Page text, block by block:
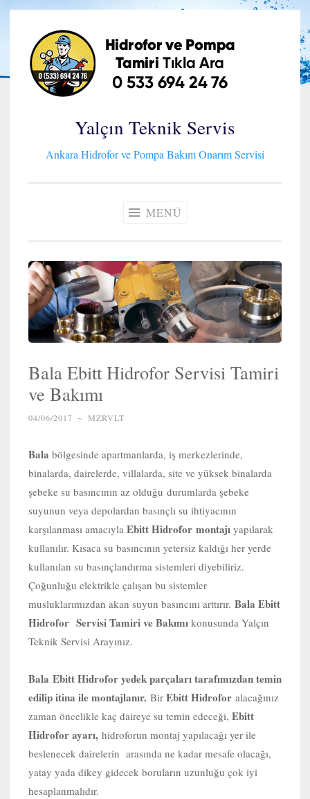
İçeriğe
geç
Yalçın Teknik Servis
Ankara Hidrofor ve Pompa Bakım Onarım Servisi
MENÜ
Bala Ebitt Hidrofor Servisi Tamiri
ve Bakımı
04/06/2017 ~ MZRVLT
Bala bölgesinde apartmanlarda, iş merkezlerinde,
binalarda, dairelerde, villalarda, site ve yüksek binalarda
şebeke su basıncının az olduğu durumlarda şebeke
suyunun veya depolardan basınçlı su ihtiyacının
karşılanması amacıyla Ebitt Hidrofor montajı yapılarak
kullanılır. Kısaca su basıncının yetersiz kaldığı her yerde
kullanılan su basınçlandırma sistemleri diyebiliriz.
Çoğunluğu elektrikle çalışan bu sistemler
musluklarımızdan akan suyun basıncını arttırır. Bala Ebitt
Hidrofor Servisi Tamiri ve Bakımı konusunda Yalçın
Teknik Servisi Arayınız.
Bala Ebitt Hidrofor yedek parçaları tarafımızdan temin
edilip itina ile montajlanır. Bir Ebitt Hidrofor alacağınız
zaman öncelikle kaç daireye su temin edeceği, Ebitt
Hidrofor ayarı, hidroforun montaj yapılacağı yer ile
beslenecek dairelerin arasında ne kadar mesafe olacağı,
yatay yada dikey gidecek boruların uzunluğu çok iyi
hesaplanmalıdır.